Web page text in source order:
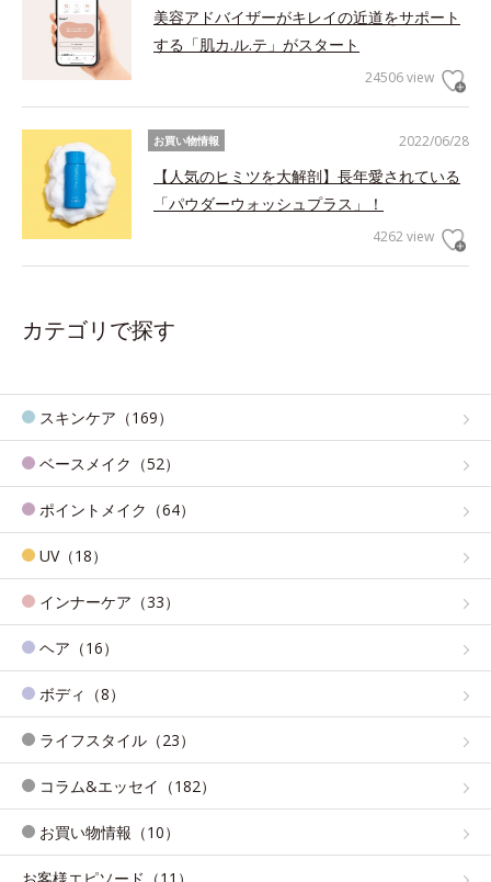
美容アドバイザーがキレイの近道をサポート
する「肌カ.ル.テ」がスタート
24506 view
2022/06/28
お買い物情報
【人気のヒミツを大解剖】長年愛されている
「パウダーウォッシュプラス」！
4262 view
カテゴリで探す
スキンケア（169）
ベースメイク（52）
ポイントメイク（64）
UV（18）
インナーケア（33）
ヘア（16）
ボディ（8）
ライフスタイル（23）
コラム&エッセイ（182）
お買い物情報（10）